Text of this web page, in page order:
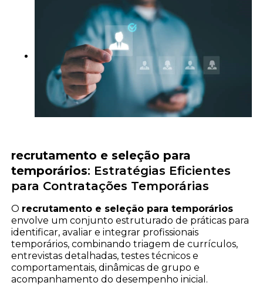
recrutamento e seleção para
temporários: Estratégias Eficientes
para Contratações Temporárias
O recrutamento e seleção para temporários
envolve um conjunto estruturado de práticas para
identificar, avaliar e integrar profissionais
temporários, combinando triagem de currículos,
entrevistas detalhadas, testes técnicos e
comportamentais, dinâmicas de grupo e
acompanhamento do desempenho inicial.